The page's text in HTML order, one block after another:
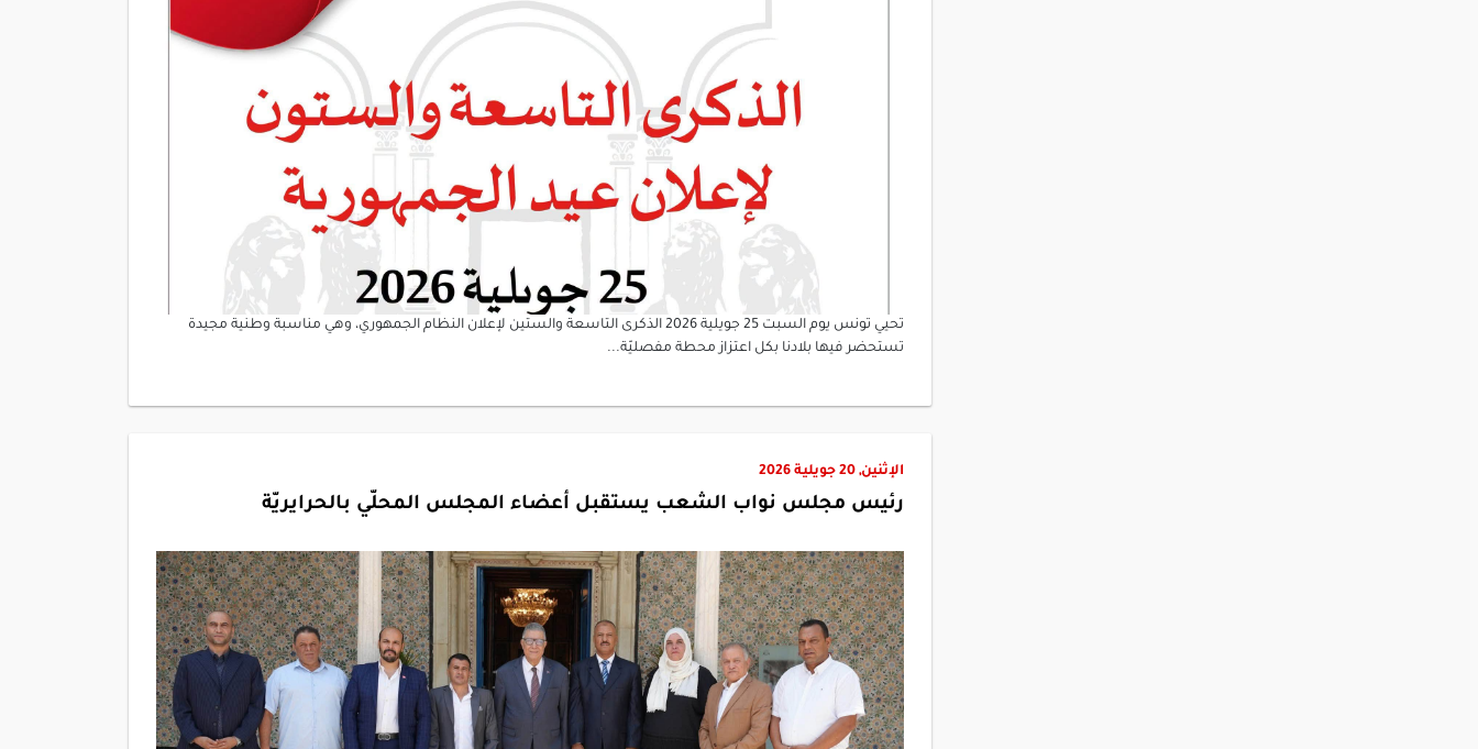
تحيي تونس يوم السبت 25 جويلية 2026 الذكرى التاسعة والستين لإعلان النظام الجمهوري، وهي مناسبة وطنية مجيدة
تستحضر فيها بلادنا بكل اعتزاز محطة مفصليّة...
الإثنين, 20 جويلية 2026
رئيس مجلس نواب الشعب يستقبل أعضاء المجلس المحلّي بالحرايريّة